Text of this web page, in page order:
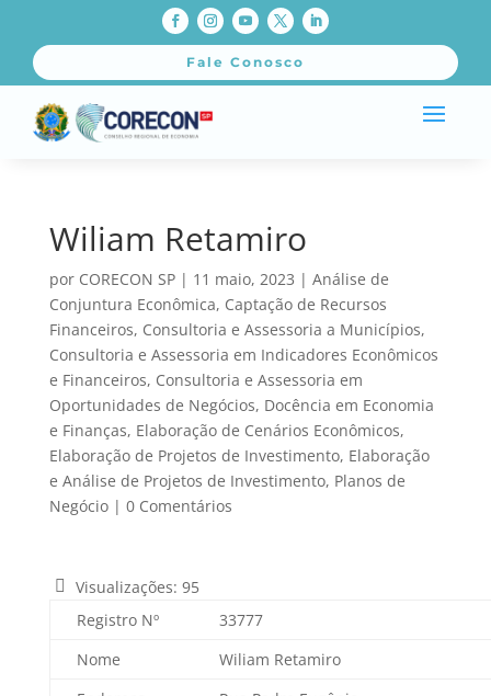
Fale Conosco
Wiliam Retamiro
por CORECON SP| 11 maio, 2023 | Análise de
Conjuntura Econômica, Captação de Recursos
Financeiros, Consultoria e Assessoria a Municípios,
Consultoria e Assessoria em Indicadores Econômicos
e Financeiros, Consultoria e Assessoria em
Oportunidades de Negócios, Docência em Economia
e Finanças, Elaboração de Cenários Econômicos,
Elaboração de Projetos de Investimento, Elaboração
e Análise de Projetos de Investimento, Planos de
Negócio| 0 Comentários
Visualizações: 95
Registro Nº
33777
Nome
Wiliam Retamiro